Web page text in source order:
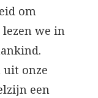
om
lezen we in
uit onze
een